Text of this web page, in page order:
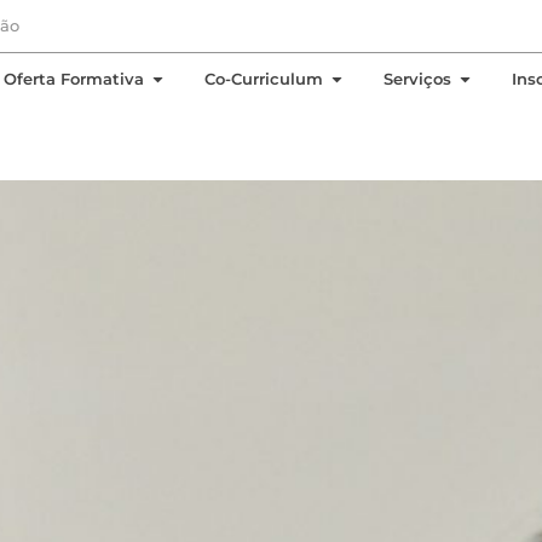
EN
Sobre Nós
Oferta Formativa Open Oferta Formativa
Co-Curriculum Open Co-Curriculum
Serviços Open